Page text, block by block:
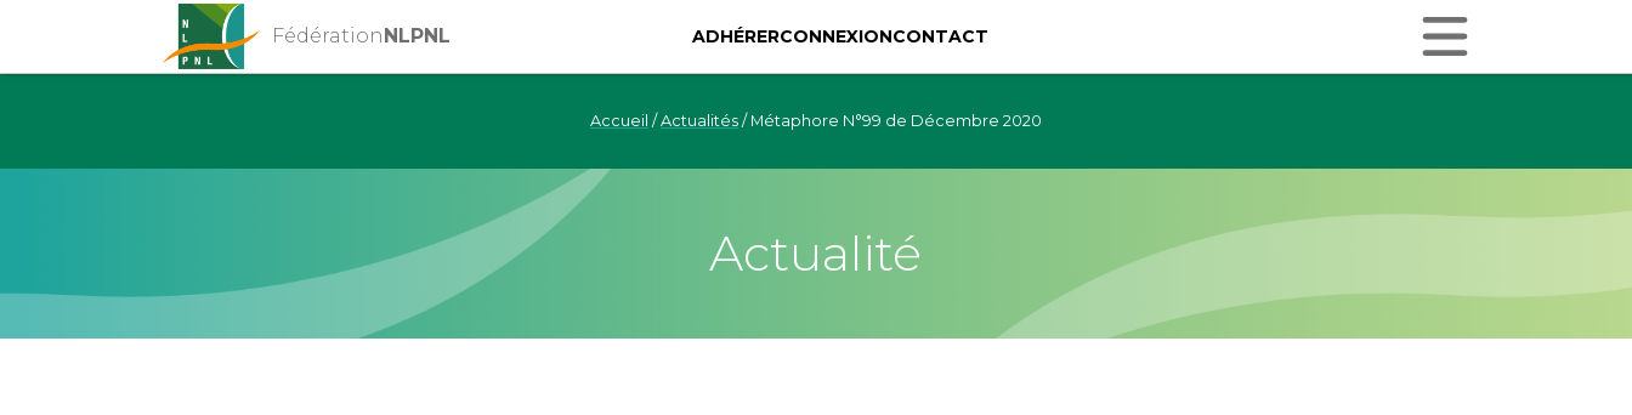
FédérationNLPNL ADHÉRERCONNEXIONCONTACT
Accueil / Actualités/ Métaphore N°99 de Décembre 2020
Actualité